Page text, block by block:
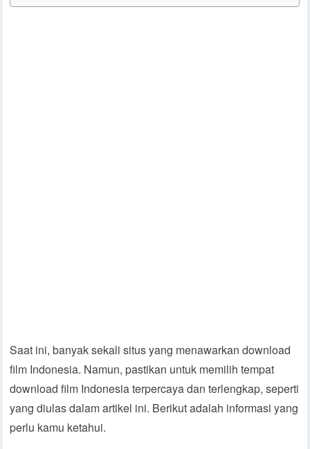
Saat ini, banyak sekali situs yang menawarkan download
film Indonesia. Namun, pastikan untuk memilih tempat
download film Indonesia terpercaya dan terlengkap, seperti
yang diulas dalam artikel ini. Berikut adalah informasi yang
perlu kamu ketahui.